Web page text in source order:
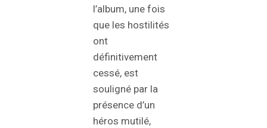
l’album, une fois
que les hostilités
ont
définitivement
cessé, est
souligné par la
présence d’un
héros mutilé,